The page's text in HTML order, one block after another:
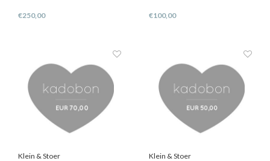
€250,00 €100,00
Klein & Stoer
Klein & Stoer